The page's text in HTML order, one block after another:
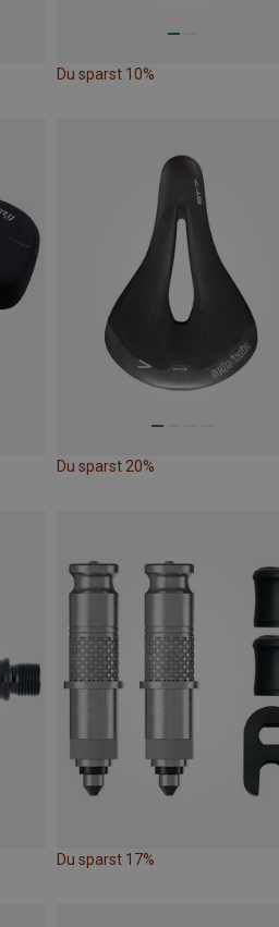
Du sparst 10%
Du sparst 20%
Du sparst 17%